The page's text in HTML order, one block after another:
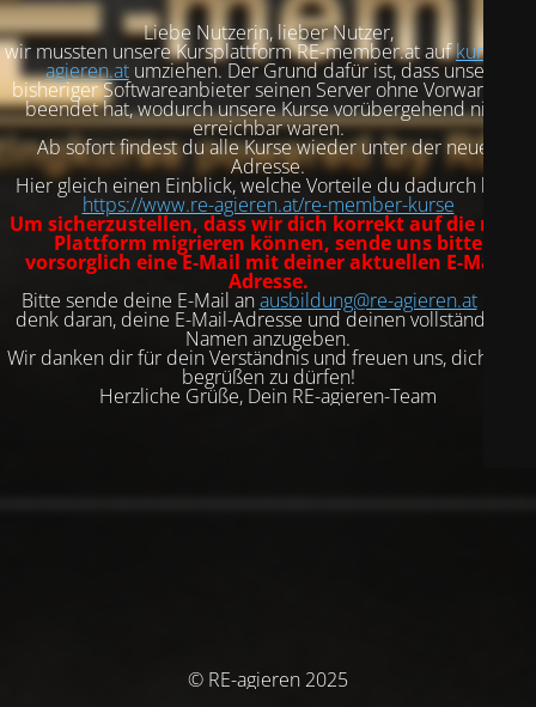
Liebe Nutzerin, lieber Nutzer,
wir mussten unsere Kursplattform RE-member.at aufkurse.re-
agieren.atumziehen. Der Grund dafür ist, dass unser
bisheriger Softwareanbieter seinen Server ohne Vorwarnung
beendet hat, wodurch unsere Kurse vorübergehend nicht
erreichbar waren.
Ab sofort findest du alle Kurse wieder unter der neuen
Adresse.
Hier gleich einen Einblick, welche Vorteile du dadurch hast:
https://www.re-agieren.at/re-member-kurse
Um sicherzustellen, dass wir dich korrekt auf die neue
Plattform migrieren können, sende uns bitte
vorsorglich eine E-Mail mit deiner aktuellen E-Mail-
Adresse.
Bitte sende deine E-Mail anausbildung@re-agieren.atund
denk daran, deine E-Mail-Adresse und deinen vollständigen
Namen anzugeben.
Wir danken dir für dein Verständnis und freuen uns, dich dort
begrüßen zu dürfen!
Herzliche Grüße, Dein RE-agieren-Team
© RE-agieren 2025